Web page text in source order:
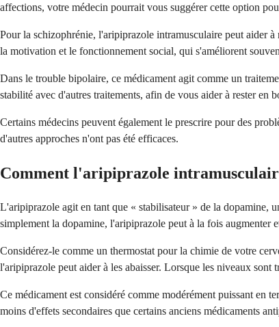
affections, votre médecin pourrait vous suggérer cette option
Pour la schizophrénie, l'aripiprazole intramusculaire peut aider
la motivation et le fonctionnement social, qui s'améliorent
Dans le trouble bipolaire, ce médicament agit comme un
stabilité avec d'autres traitements, afin de vous aider à rester en
Certains médecins peuvent également le prescrire pour des
d'autres approches n'ont pas été efficaces.
Comment l'aripiprazole
L'aripiprazole agit en tant que « stabilisateur » de la dopamine,
simplement la dopamine, l'aripiprazole peut à la fois augmenter
Considérez-le comme un thermostat pour la chimie de votre
l'aripiprazole peut aider à les abaisser. Lorsque les niveaux
Ce médicament est considéré comme modérément puissant en
moins d'effets secondaires que certains anciens médicaments